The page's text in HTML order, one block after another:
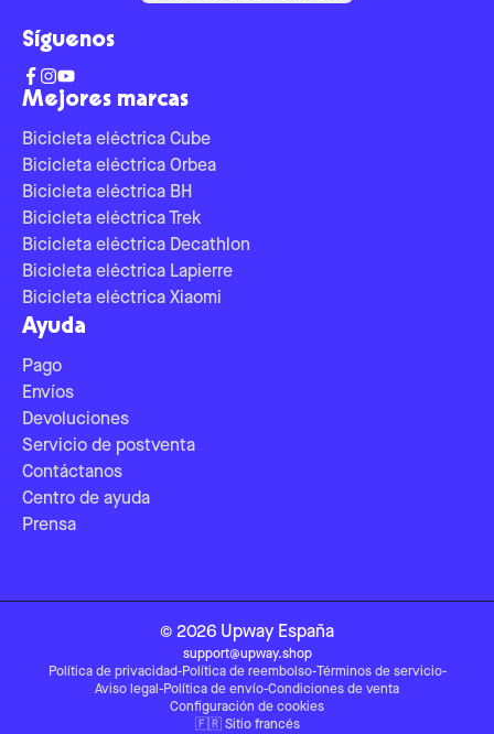
Mejores marcas
Bicicleta eléctrica Cube
Bicicleta eléctrica Orbea
Bicicleta eléctrica BH
Bicicleta eléctrica Trek
Bicicleta eléctrica Decathlon
Bicicleta eléctrica Lapierre
Bicicleta eléctrica Xiaomi
Ayuda
Pago
Envíos
Devoluciones
Servicio de postventa
Contáctanos
Centro de ayuda
Prensa
Síguenos
© 2026 Upway España
support@upway.shop
Política de privacidad-Política de reembolso-Términos de servicio-
Aviso legal -Política de envío-Condiciones de venta
Configuración de cookies
🇫🇷 Sitio francés